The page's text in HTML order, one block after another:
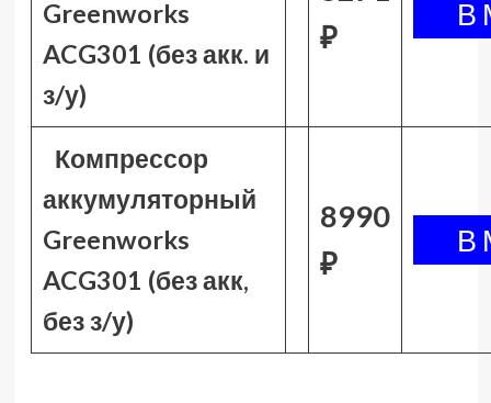
Greenworks
ACG301 (без акк. и
з/у)
₽
Компрессор
аккумуляторный
Greenworks
ACG301 (без акк,
без з/у)
8990
₽